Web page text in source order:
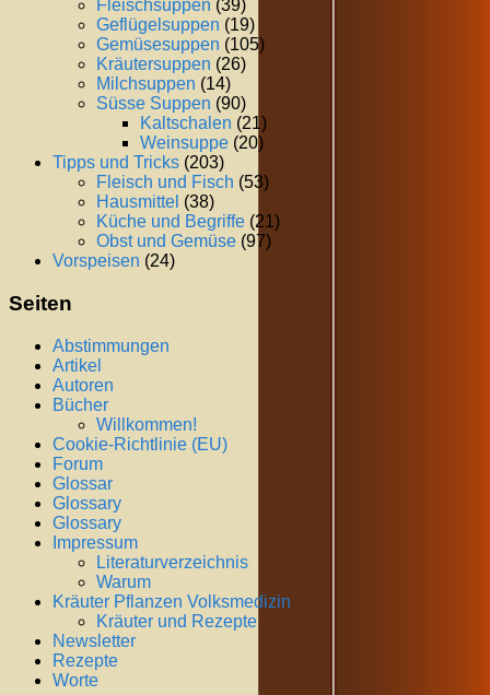
Fleischsuppen (39)
Geflügelsuppen (19)
Gemüsesuppen (105)
Kräutersuppen (26)
Milchsuppen (14)
Süsse Suppen (90)
Kaltschalen (21)
Weinsuppe (20)
Tipps und Tricks (203)
Fleisch und Fisch (53)
Hausmittel (38)
Küche und Begriffe (21)
Obst und Gemüse (97)
Vorspeisen (24)
Seiten
Abstimmungen
Artikel
Autoren
Bücher
Willkommen!
Cookie-Richtlinie (EU)
Forum
Glossar
Glossary
Glossary
Impressum
Literaturverzeichnis
Warum
Kräuter Pflanzen Volksmedizin
Kräuter und Rezepte
Newsletter
Rezepte
Worte